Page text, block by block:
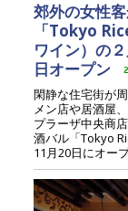
郊外の女性
「Tokyo
ワイン）の
日オープン
閑静な住宅街が
メン店や居酒屋
プラーザ中央商
酒バル「Tokyo
11月20日にオー